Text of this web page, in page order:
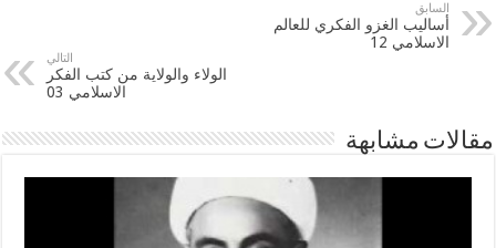
السابق
أساليب الغزو الفكري للعالم
الاسلامي 12
التالي
الولاء والولاية من كتب الفكر
الاسلامي 03
مقالات مشابهة